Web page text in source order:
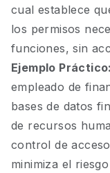
cual establece
los permisos
funciones, sin
Ejemplo Práctico:
empleado de
bases de datos
de recursos
control de
minimiza el